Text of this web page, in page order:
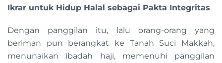
Ikrar untuk Hidup Halal sebagai Pakta Integritas
Dengan panggilan itu, lalu orang-orang yang
beriman pun berangkat ke Tanah Suci Makkah,
menunaikan ibadah haji, memenuhi panggilan